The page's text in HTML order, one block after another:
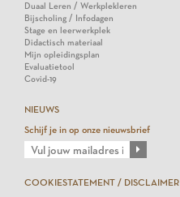
Duaal Leren / Werkplekleren
Bijscholing / Infodagen
Stage en leerwerkplek
Didactisch materiaal
Mijn opleidingsplan
Evaluatietool
Covid-19
NIEUWS
Schijf je in op onze nieuwsbrief
COOKIESTATEMENT / DISCLAIMER